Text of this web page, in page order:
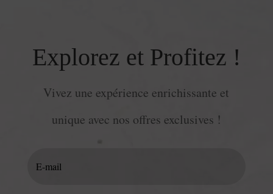
Explorez et Profitez !
Vivez une expérience enrichissante et
unique avec nos offres exclusives !